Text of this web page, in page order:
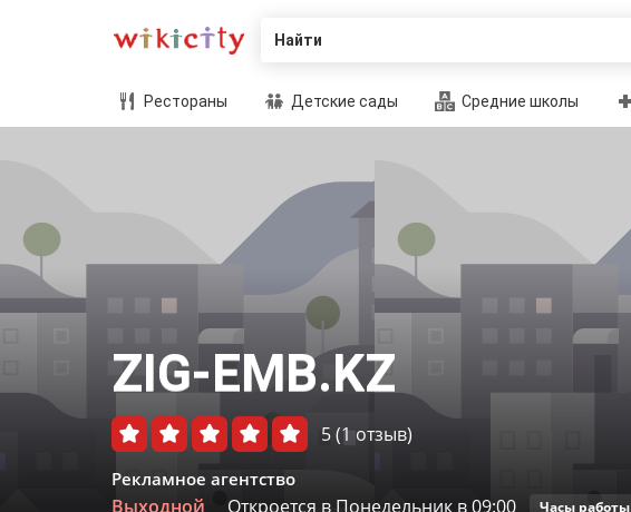
Найти
Рестораны Детские сады Средние школы
ZIG-EMB.KZ
5(1 отзыв)
Рекламное агентство
Выходной Откроется в Понедельник в 09:00 Часы работы